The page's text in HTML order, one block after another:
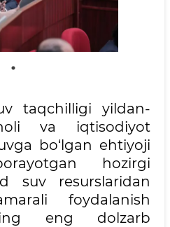
taqchilligi yildan-
va iqtisodiyot
bo‘lgan ehtiyoji
hozirgi
suv resurslaridan
foydalanish
eng dolzarb